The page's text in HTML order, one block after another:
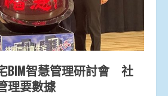
BIM智慧管理研討會 社
理要數據